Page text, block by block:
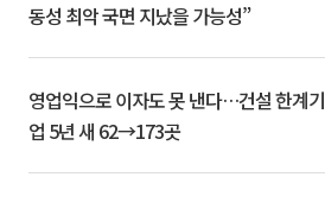
동성 최악 국면 지났을 가능성”
영업익으로 이자도 못 낸다…건설 한계기
업 5년 새 62→173곳